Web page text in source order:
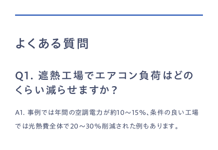
よくある質問
Q1. 遮熱工場でエアコン負荷はどの
くらい減らせますか？
A1. 事例では年間の空調電力が約10〜15％、条件の良い工場
では光熱費全体で20〜30％削減された例もあります。